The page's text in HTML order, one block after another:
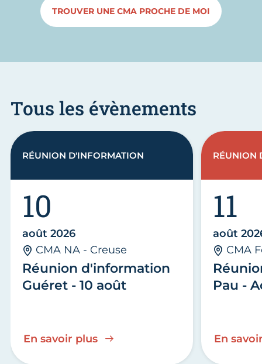
TROUVER UNE CMA PROCHE DE MOI
Tous les évènements
Réunion d'information
Guéret - 10 août
10
août 2026
CMA NA - Creuse
En savoir plus
RÉUNION D'INFORMATION
Pau -
11
août
CMA
En
RÉUNION